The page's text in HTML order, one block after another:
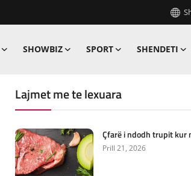
SHOWBIZ SPORT SHENDETI
Lajmet me te lexuara
Çfarë i ndodh trupit kur
Prill 21, 2026